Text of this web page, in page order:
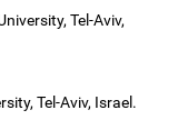
Tel-Aviv,
Tel-Aviv, Israel.